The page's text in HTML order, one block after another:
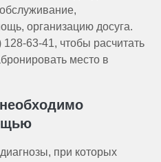
организацию досуга.
63-41, чтобы расчитать
место в
при которых